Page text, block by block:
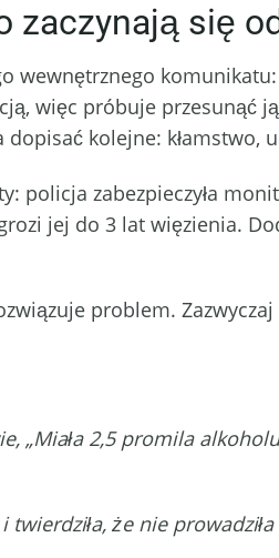
zaczynają się
wewnętrznego
więc próbuje
kolejne: kłamstwo,
policja zabezpieczyła
jej do 3 lat więzienia.
problem.
„Miała 2,5 promila
twierdziła, że nie